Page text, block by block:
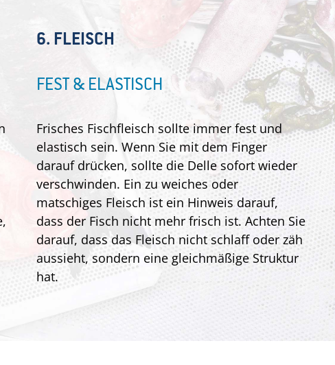
6. FLEISCH
FEST & ELASTISCH
Frisches Fischfleisch sollte immer fest und
elastisch sein. Wenn Sie mit dem Finger
darauf drücken, sollte die Delle sofort wieder
verschwinden. Ein zu weiches oder
matschiges Fleisch ist ein Hinweis darauf,
dass der Fisch nicht mehr frisch ist. Achten Sie
darauf, dass das Fleisch nicht schlaff oder zäh
aussieht, sondern eine gleichmäßige Struktur
hat.